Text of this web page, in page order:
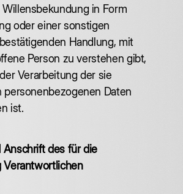
in Form
oder einer sonstigen
Handlung, mit
Person zu verstehen gibt,
Verarbeitung der sie
personenbezogenen Daten
ist.
Anschrift des für die
Verantwortlichen